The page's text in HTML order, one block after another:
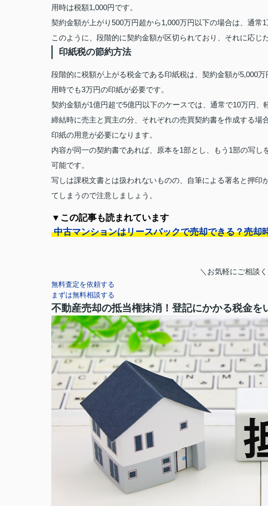
用時は税額1,000円です。
契約金額が上がり500万円超から1,000万円以下の場合は、通常
このように、段階的に契約金額が区切られており、それに応じ
印紙税の節約方法
段階的に税額が上がる税金である印紙税は、契約金額が5,000
用時でも3万円の印紙が必要です。
契約金額が1億円超で5億円以下のケースでは、通常で10万円、
締結時に売主と買主の分、それぞれの売買契約書を作成する
印紙の用意が必要になります。
内容が同一の契約書であれば、原本を1部とし、もう1部の写
可能です。
写しは課税文書とは扱われないものの、自筆による署名と押
てしまうので注意しましょう。
▼この記事も読まれています
中古マンションはリースバックで売却できる？売却
＼お気軽にご相談
無料査定を依頼する
まずは無料相談する
不動産売却の抵当権抹消！登記にかかる税金を